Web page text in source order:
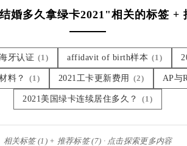
婚多久拿绿卡2021"相关的标签 +
牙认证 (1) affidavit of birth样本 (1)
料？ (1) 2021工卡更新费用 (2) AP与
2021美国绿卡连续居住多久？ (1)
相关标签 (1) + 推荐标签 (7) · 点击探索更多内容